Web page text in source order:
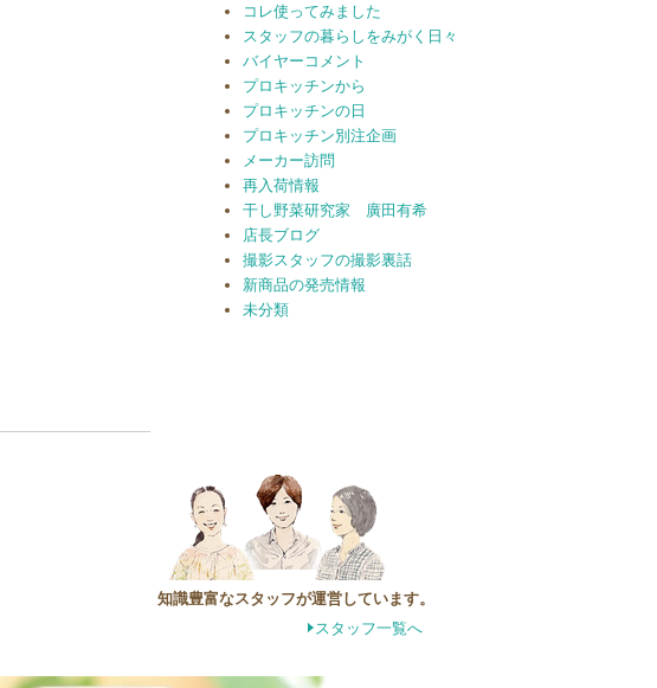
コレ使ってみました
スタッフの暮らしをみがく日々
バイヤーコメント
プロキッチンから
プロキッチンの日
プロキッチン別注企画
メーカー訪問
再入荷情報
干し野菜研究家 廣田有希
店長ブログ
撮影スタッフの撮影裏話
新商品の発売情報
未分類
知識豊富なスタッフが運営しています。
スタッフ一覧へ